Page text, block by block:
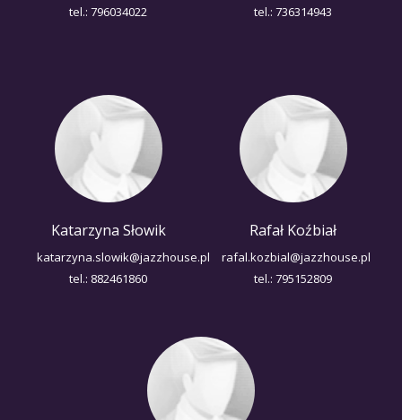
tel.: 796034022
tel.: 736314943
Katarzyna Słowik
katarzyna.slowik@jazzhouse.pl
tel.: 882461860
Rafał Koźbiał
rafal.kozbial@jazzhouse.pl
tel.: 795152809